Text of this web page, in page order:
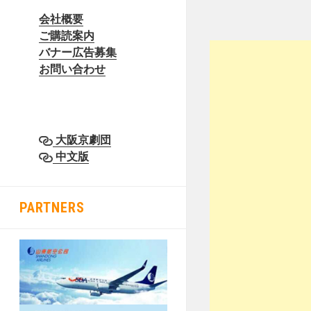
会社概要
ご購読案内
バナー広告募集
お問い合わせ
大阪京劇団
中文版
PARTNERS